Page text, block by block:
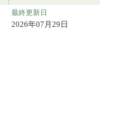
最終更新日
2026年07月29日